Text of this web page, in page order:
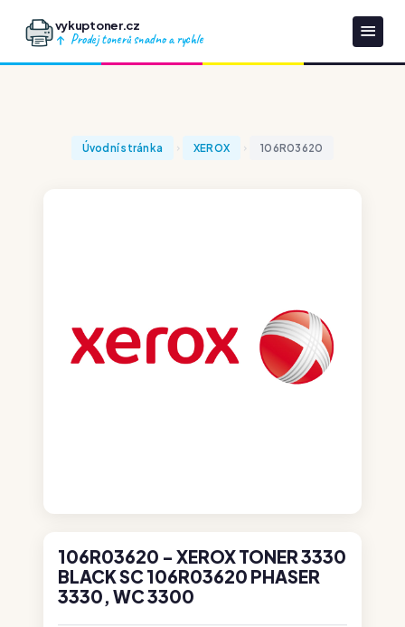
vykuptoner.cz
Prodej tonerů snadno a rychle
Úvodní stránka XEROX 106R03620
106R03620 - XEROX TONER 3330
BLACK SC 106R03620 PHASER
3330, WC 3300